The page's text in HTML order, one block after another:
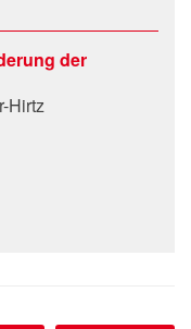
der
Hirtz